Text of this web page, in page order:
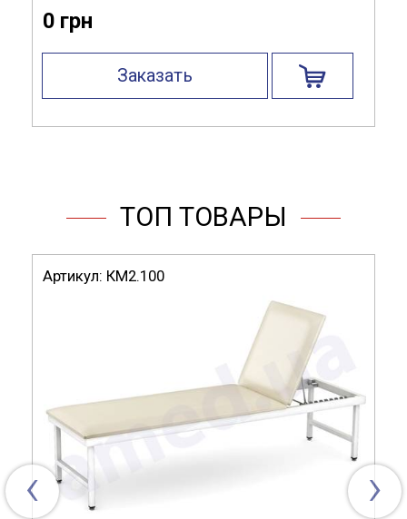
(ДхГхВ):
Модификация: боковая загрузка
Материал
нержавеющая сталь AISI
0 грн
Заказать
ТОП ТОВАРЫ
‹
Артикул: КМ2.100
›